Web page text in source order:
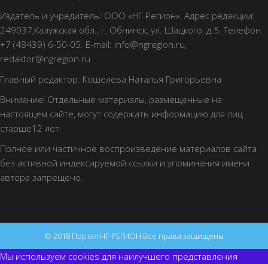
Издатель и учредитель: ООО «НГ-Регион». Адрес редакции:
249037,Калужская обл., г. Обнинск, ул. Шацкого, д.5. Телефон:
+7 (48439) 6-50-05. E-mail: info@ngregion.ru,
redaktor@ngregion.ru
Главный редактор: Кошелева Наталья Григорьевна
Внимание! Отдельные материалы, размещенные на
настоящем сайте, могут содержать информацию для лиц
старше12 лет.
Полное или частичное воспроизведение материалов сайта
без активной индексируемой ссылки и упоминания имени
автора запрещено.
© 2018 Портал НГ-РЕГИОН Все права защищены
Мы используем cookies для наилучшего представления